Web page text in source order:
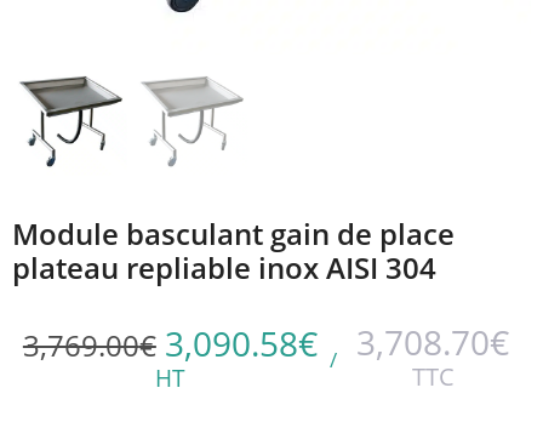
Module basculant gain de place
plateau repliable inox AISI 304
3,769.00€ 3,090.58€
HT
/ 3,708.70€
TTC